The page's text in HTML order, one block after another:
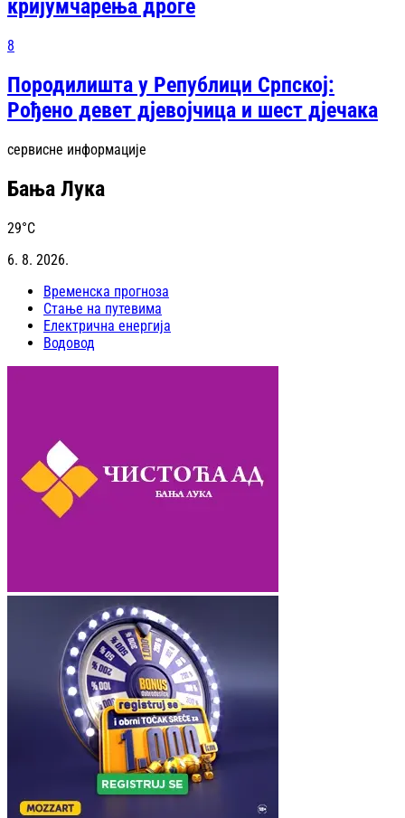
кријумчарења дроге
8
Породилишта у Републици Српској:
Рођено девет дјевојчица и шест дјечака
сервисне информације
Бања Лука
29°C
6. 8. 2026.
Временска прогноза
Стање на путевима
Електрична енергија
Водовод